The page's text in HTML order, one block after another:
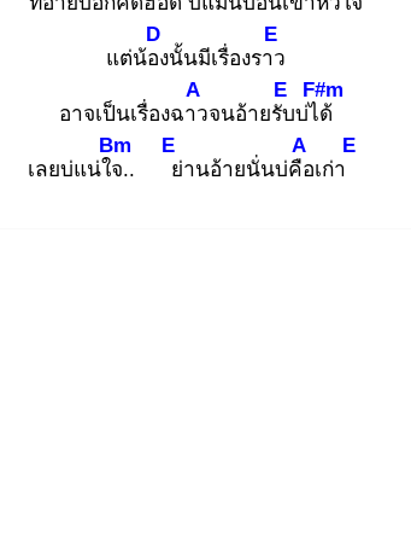
แต่น้อง
D
นั้นมีเรื่องราว
E
อาจเป็นเรื่องฉาว
A
จนอ้ายรับ
E
บ่ได้
F#m
เลยบ่แน่ใจ.
Bm
. ย่
E
านอ้ายนั่นบ่คือ
A
เก่า
E